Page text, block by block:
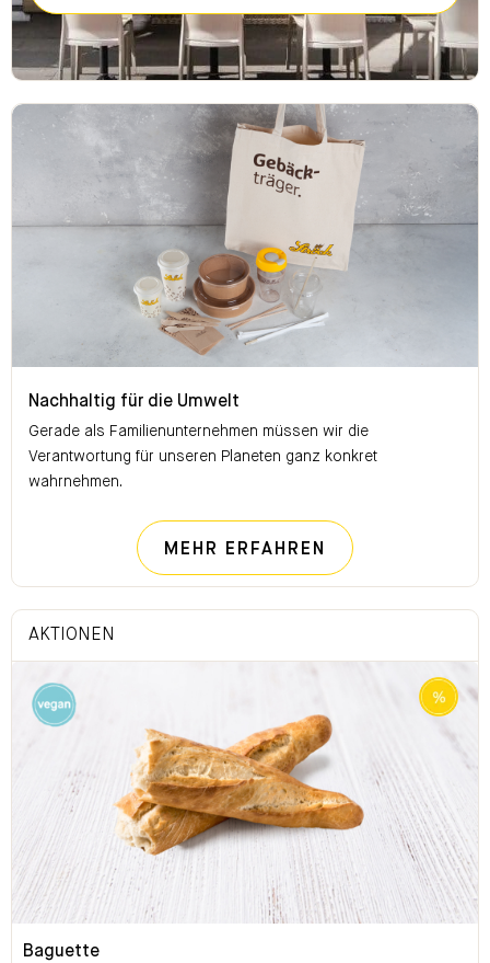
Nachhaltig für die Umwelt
Gerade als Familienunternehmen müssen wir die
Verantwortung für unseren Planeten ganz konkret
wahrnehmen.
MEHR ERFAHREN NACHHALTIG
AKTIONEN
Baguette